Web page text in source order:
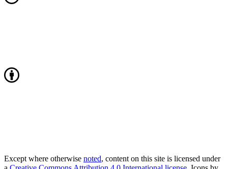
Except where otherwise noted, content on this site is licensed under